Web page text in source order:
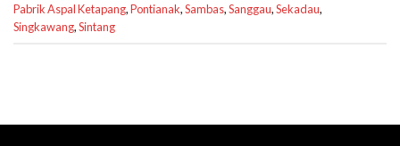
Pabrik Aspal Ketapang,Pontianak,Sambas,Sanggau,Sekadau,
Singkawang,Sintang